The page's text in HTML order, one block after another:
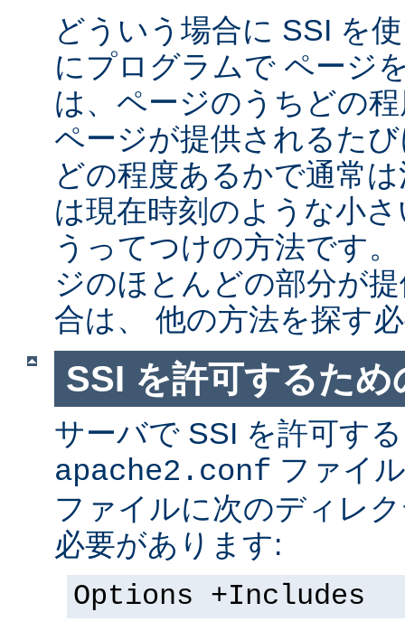
どういう場合に SSI を
にプログラムで ページ
は、ページのうちどの
ページが提供されるた
どの程度あるかで通常
は現在時刻のような小
うってつけの方法です
ジのほとんどの部分が
合は、 他の方法を探す
SSI を許可するた
サーバで SSI を許可す
apache2.conf ファイ
ファイルに次のディレ
必要があります:
Options +Includes